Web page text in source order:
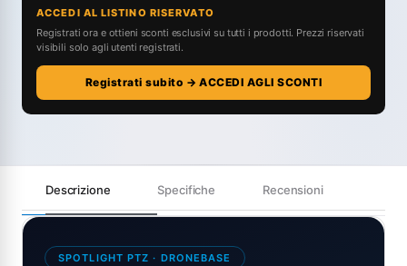
ACCEDI AL LISTINO RISERVATO
Registrati ora e ottieni sconti esclusivi su tutti i prodotti. Prezzi riservati
visibili solo agli utenti registrati.
Registrati subito → ACCEDI AGLI SCONTI
Descrizione Specifiche Recensioni
SPOTLIGHT PTZ · DRONEBASE